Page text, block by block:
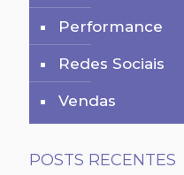
Performance
Redes Sociais
Vendas
POSTS RECENTES